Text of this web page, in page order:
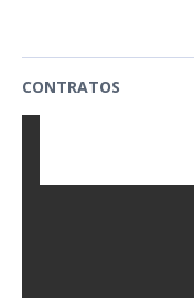
CONTRATOS